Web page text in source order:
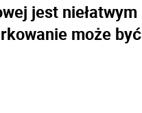
jest niełatwym
może być